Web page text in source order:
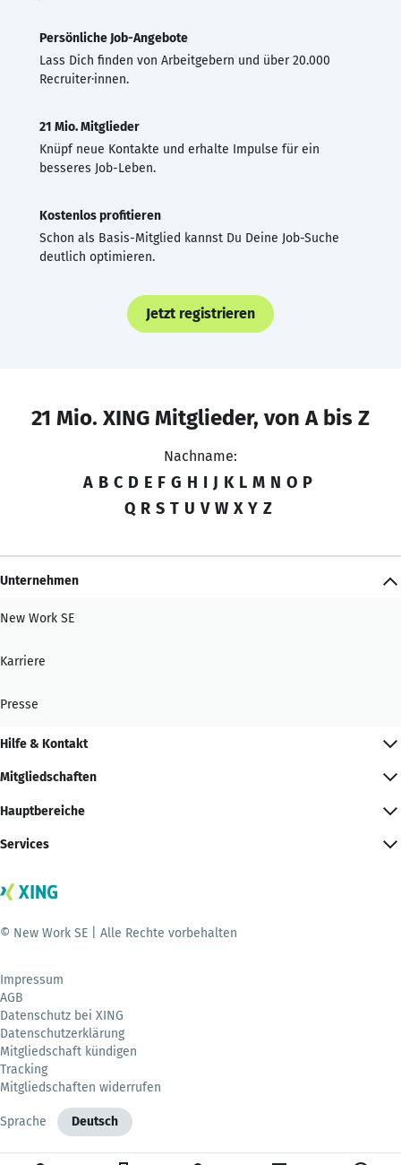
Persönliche Job-Angebote
Lass Dich finden von Arbeitgebern und über 20.000
Recruiter·innen.
21 Mio. Mitglieder
Knüpf neue Kontakte und erhalte Impulse für ein
besseres Job-Leben.
Kostenlos profitieren
Schon als Basis-Mitglied kannst Du Deine Job-Suche
deutlich optimieren.
Jetzt registrieren
21 Mio. XING Mitglieder, von A bis Z
Nachname:
A B C D E F G H I J K L M N O P
Q R S T U V W X Y Z
Unternehmen
New Work SE
Karriere
Presse
Hilfe & Kontakt
Mitgliedschaften
Hauptbereiche
Services
© New Work SE | Alle Rechte vorbehalten
Impressum
AGB
Datenschutz bei XING
Datenschutzerklärung
Mitgliedschaft kündigen
Tracking
Mitgliedschaften widerrufen
Sprache Deutsch